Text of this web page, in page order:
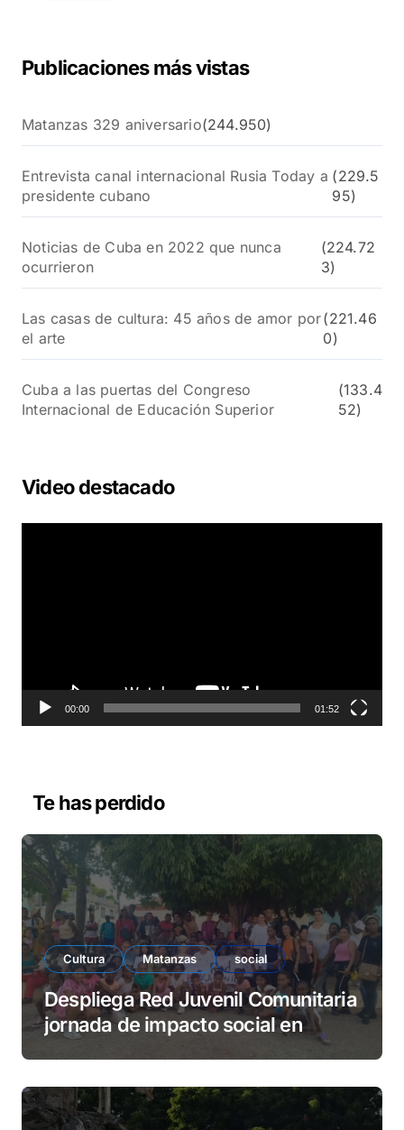
Publicaciones más vistas
Matanzas 329 aniversario(244.950)
Entrevista canal internacional Rusia Today a
presidente cubano
(229.5
95)
Noticias de Cuba en 2022 que nunca
ocurrieron
(224.72
3)
Las casas de cultura: 45 años de amor por
el arte
(221.46
0)
Cuba a las puertas del Congreso
Internacional de Educación Superior
(133.4
52)
Video destacado
t
r
e
00:00 01:52
Te has perdido
Cultura Matanzas social
Despliega Red Juvenil Comunitaria
jornada de impacto social en